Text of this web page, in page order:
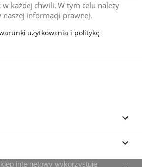
w każdej chwili. W tym celu należy
naszej informacji prawnej.
użytkowania i politykę


internetowy wykorzystuje